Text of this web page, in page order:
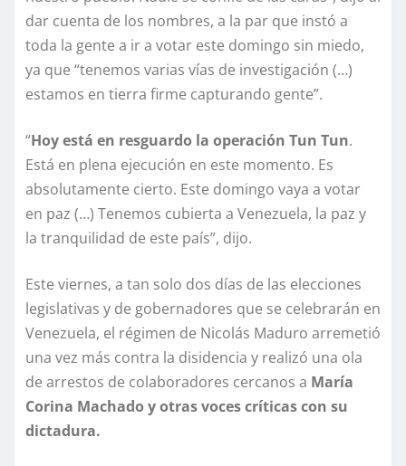
dar cuenta de los nombres, a la par que instó a
toda la gente a ir a votar este domingo sin miedo,
ya que “tenemos varias vías de investigación (…)
estamos en tierra firme capturando gente”.
“Hoy está en resguardo la operación Tun Tun.
Está en plena ejecución en este momento. Es
absolutamente cierto. Este domingo vaya a votar
en paz (…) Tenemos cubierta a Venezuela, la paz y
la tranquilidad de este país”, dijo.
Este viernes, a tan solo dos días de las elecciones
legislativas y de gobernadores que se celebrarán en
Venezuela, el régimen de Nicolás Maduro arremetió
una vez más contra la disidencia y realizó una ola
de arrestos de colaboradores cercanos a María
Corina Machado y otras voces críticas con su
dictadura.